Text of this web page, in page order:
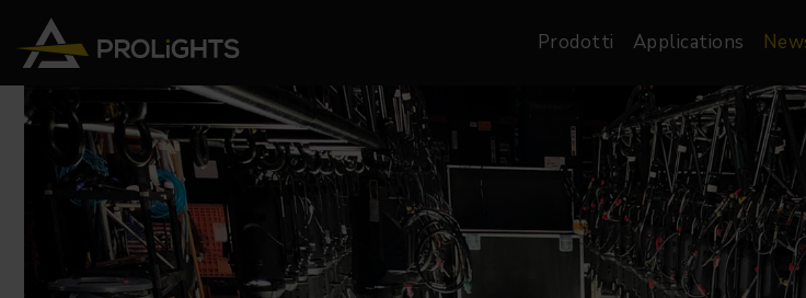
Prodotti
Teste Mobili
Profile
Beam & Hybrid
Wash
Stage Lights
Pars & Wash
Led Bar
Strobes e Blinders
Pixel Mapping
Proiettori a Batteria
Theatre, Film &
Studio
Profiles
Soft Lights
Cyclorama
Architetturale
Proiettori di Immagini
Floods
Spots
Proiettori Gallery
Proiettori lineari
Applications